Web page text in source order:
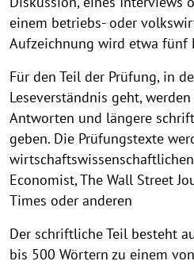
einem betriebs- oder
Aufzeichnung wird etwa fünf
Für den Teil der Prüfung, in
Leseverständnis geht,
Antworten und längere
geben. Die Prüfungstexte
Economist, The Wall Street
Times oder anderen
Der schriftliche Teil besteht
bis 500 Wörtern zu einem